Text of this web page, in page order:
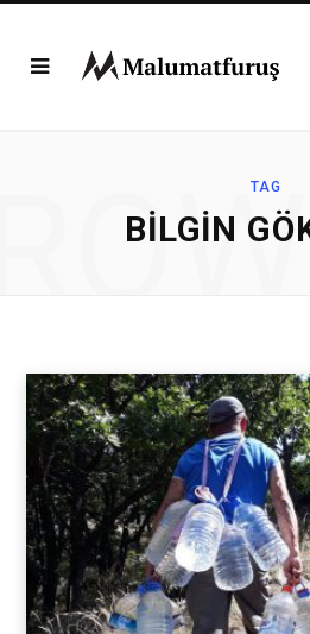
TAG
BILGIN